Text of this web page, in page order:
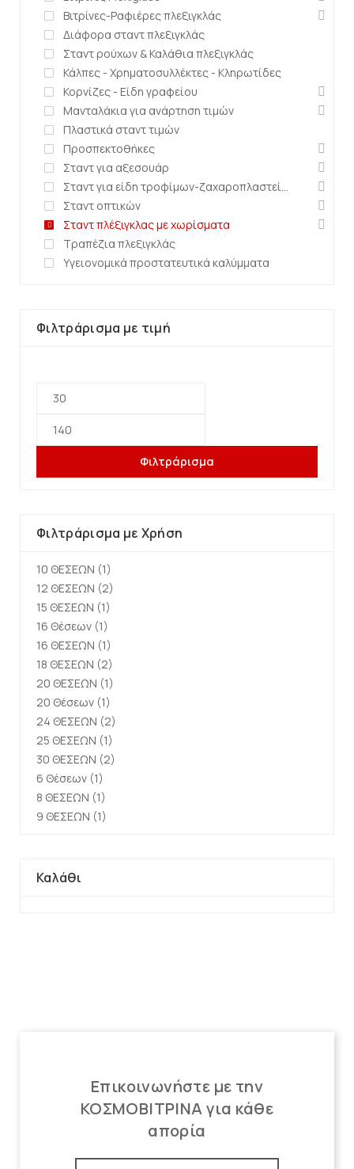
Βιτρίνες-Ραφιέρες πλεξιγκλάς
Διάφορα σταντ πλεξιγκλάς
Σταντ ρούχων & Καλάθια πλεξιγκλάς
Κάλπες - Χρηματοσυλλέκτες - Κληρωτίδες
Κορνίζες - Είδη γραφείου
Μανταλάκια για ανάρτηση τιμών
Πλαστικά σταντ τιμών
Προσπεκτοθήκες
Σταντ για αξεσουάρ
Σταντ για είδη τροφίμων-ζαχαροπλαστείων
Σταντ οπτικών
Σταντ πλέξιγκλας με χωρίσματα
Τραπέζια πλεξιγκλάς
Υγειονομικά προστατευτικά καλύμματα
Φιλτράρισμα με τιμή
Φιλτράρισμα
Φιλτράρισμα με Χρήση
10 ΘΕΣΕΩΝ (1)
12 ΘΕΣΕΩΝ (2)
15 ΘΕΣΕΩΝ (1)
16 Θέσεων (1)
16 ΘΕΣΕΩΝ (1)
18 ΘΕΣΕΩΝ (2)
20 ΘΕΣΕΩΝ (1)
20 Θέσεων (1)
24 ΘΕΣΕΩΝ (2)
25 ΘΕΣΕΩΝ (1)
30 ΘΕΣΕΩΝ (2)
6 Θέσεων (1)
8 ΘΕΣΕΩΝ (1)
9 ΘΕΣΕΩΝ (1)
Καλάθι
Επικοινωνήστε με την
ΚΟΣΜΟΒΙΤΡΙΝΑ για κάθε
απορία